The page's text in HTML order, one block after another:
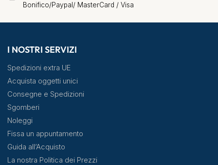
Bonifico/Paypal/ MasterCard / Visa
I NOSTRI SERVIZI
Spedizioni extra UE
Acquista oggetti unici
Consegne e Spedizioni
Sgomberi
Noleggi
Fissa un appuntamento
Guida all’Acquisto
La nostra Politica dei Prezzi